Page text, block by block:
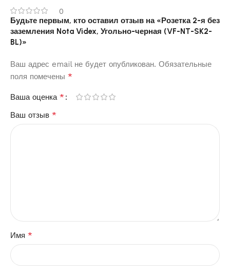
0
Будьте первым, кто оставил отзыв на «Розетка 2-я без
заземления Nota Videx, Угольно-черная (VF-NT-SK2-
BL)»
Ваш адрес email не будет опубликован. Обязательные
поля помечены *
Ваша оценка *
Ваш отзыв *
Имя *